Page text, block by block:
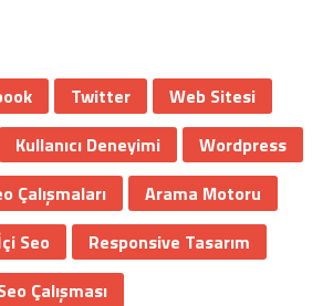
Twitter
Web Sitesi
Kullanıcı Deneyimi
Wordpress
Çalışmaları
Arama Motoru
Seo
Responsive Tasarım
Çalışması